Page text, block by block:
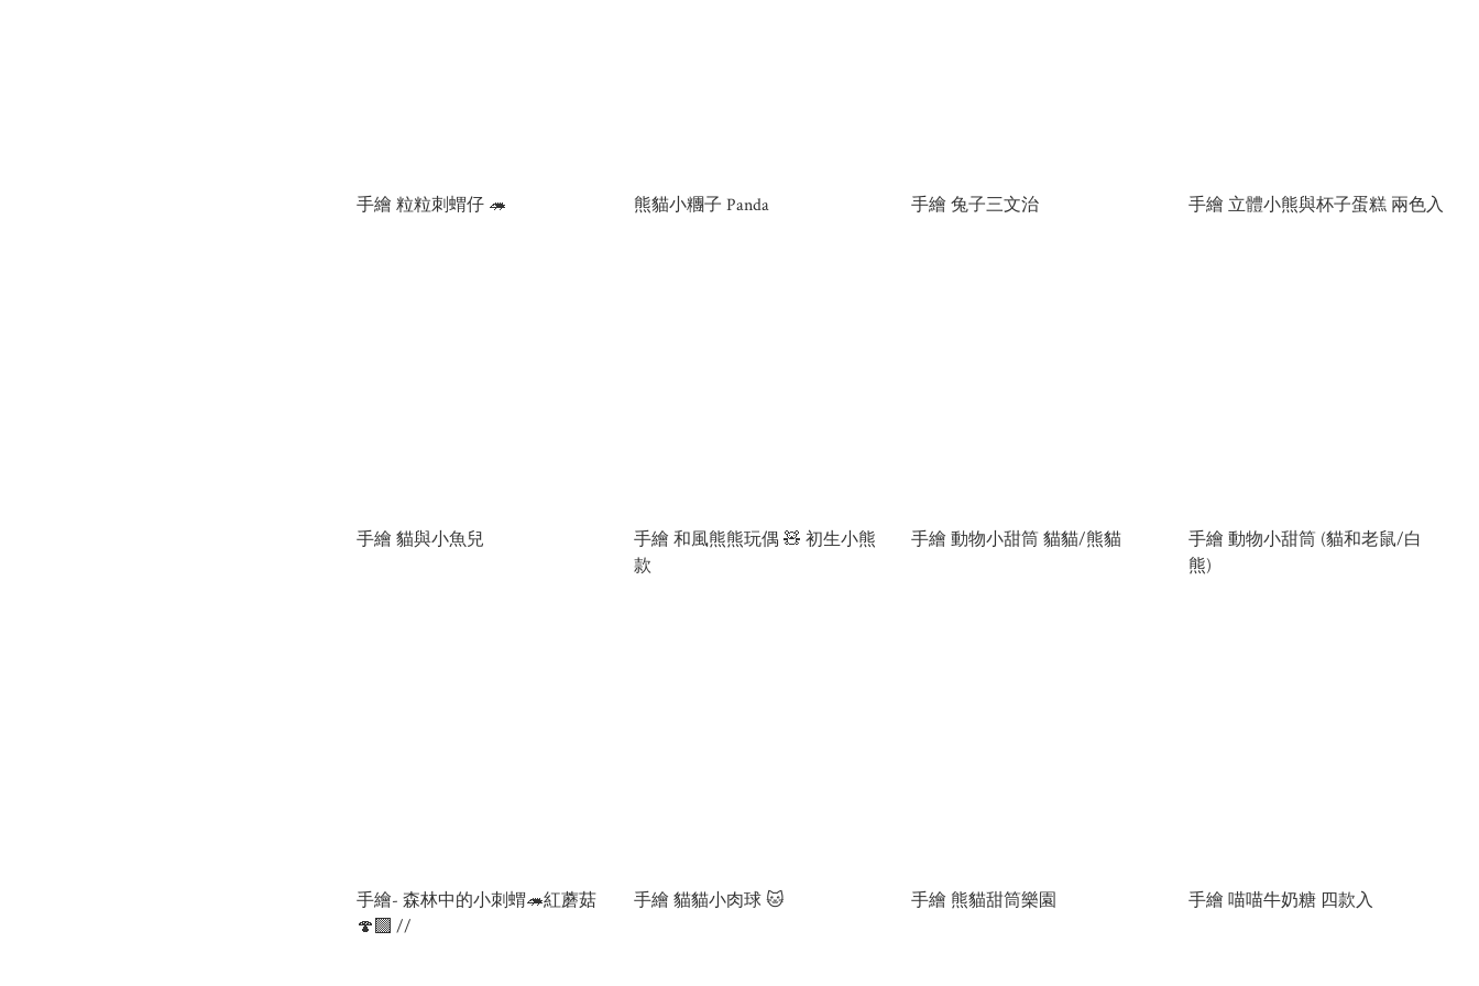
手繪 粒粒刺蝟仔 🦔 熊貓小糰子 Panda 手繪 兔子三文治 手繪 立體小熊與杯子蛋糕 兩色入
手繪 貓與小魚兒
手繪 和風熊熊玩偶 🧸 初生小熊
款
手繪 動物小甜筒 貓貓/熊貓
手繪 動物小甜筒 (貓和老鼠/白
熊)
手繪- 森林中的小刺蝟🦔紅蘑菇
🍄‍🟫 //
手繪 貓貓小肉球 🐱 手繪 熊貓甜筒樂園 手繪 喵喵牛奶糖 四款入